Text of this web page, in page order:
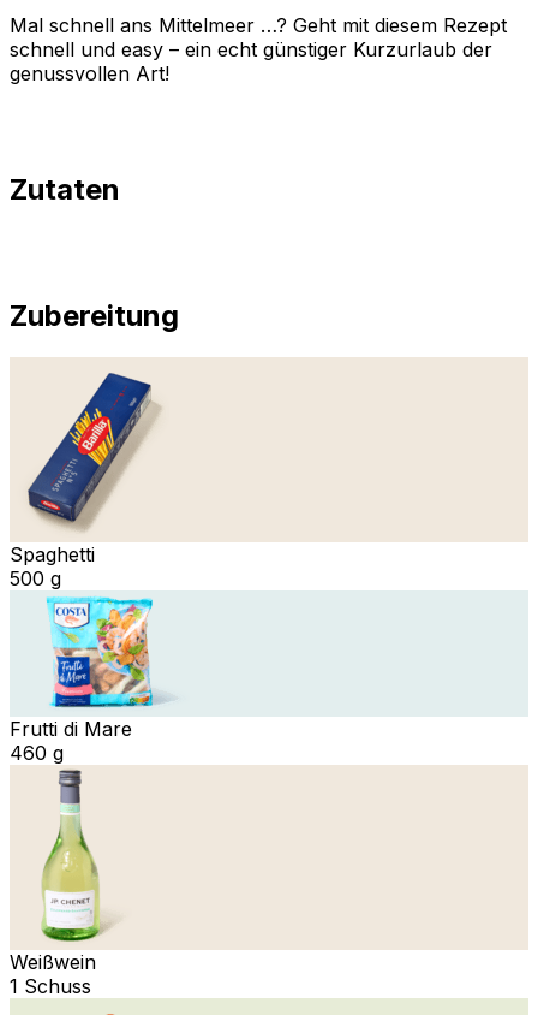
Mal schnell ans Mittelmeer …? Geht mit diesem Rezept
schnell und easy – ein echt günstiger Kurzurlaub der
genussvollen Art!
Zutaten
Zubereitung
Spaghetti
500 g
Frutti di Mare
460 g
Weißwein
1 Schuss